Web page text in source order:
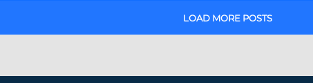
LOAD MORE POSTS